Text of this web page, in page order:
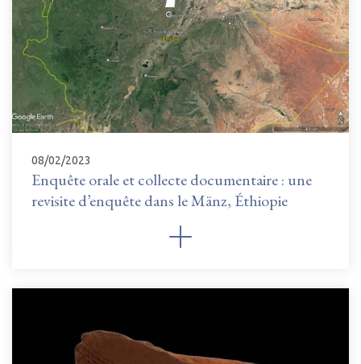
08/02/2023
Enquête orale et collecte documentaire : une
revisite d’enquête dans le Mänz, Éthiopie